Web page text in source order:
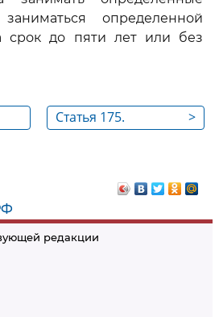
редакции
определенной
срок до пяти лет или без
>
Статья 175.
заведомо добытого
преступным путем